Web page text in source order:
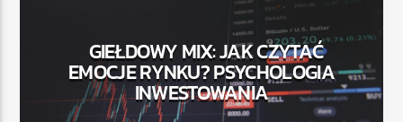
RADIO STREFA MUZY
GIEŁDOWY MIX: JAK CZYTAĆ
EMOCJE RYNKU? PSYCHOLOGIA
INWESTOWANIA